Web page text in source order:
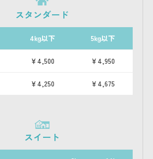
スタンダード
4kg以下 5kg以下
￥4,500 ￥4,950
￥4,250 ￥4,675
スイート